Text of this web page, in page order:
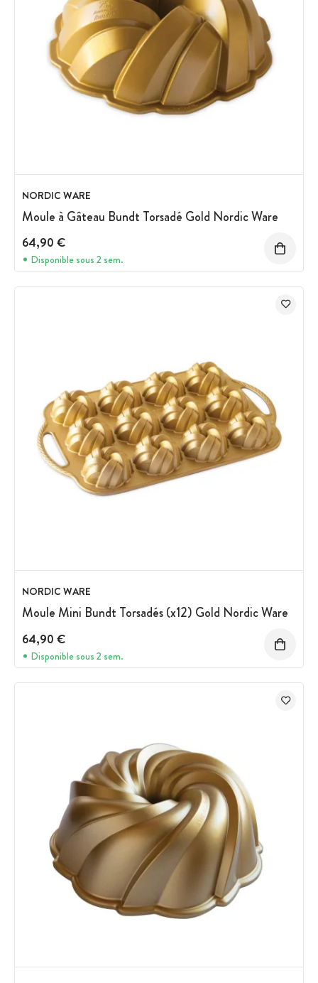
NORDIC WARE
Moule à Gâteau Bundt Torsadé Gold Nordic Ware
64,90 €
Disponible sous 2 sem.
NORDIC WARE
Moule Mini Bundt Torsadés (x12) Gold Nordic Ware
64,90 €
Disponible sous 2 sem.